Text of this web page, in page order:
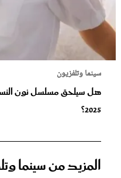
سينما وتلفزيون
هل سيلحق مسلسل نون
2025؟
المزيد من سينما